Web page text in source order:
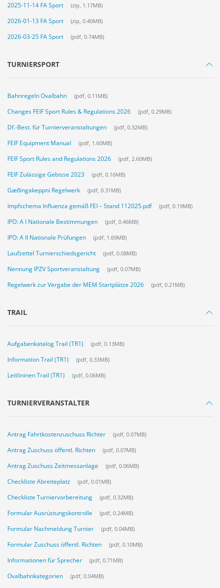
2025-11-14 FA Sport (zip, 1.17MB)
2026-01-13 FA Sport (zip, 0.40MB)
2026-03-25 FA Sport (pdf, 0.74MB)
TURNIERSPORT
Bahnregeln Ovalbahn (pdf, 0.11MB)
Changes FEIF Sport Rules & Regulations 2026 (pdf, 0.29MB)
Df.-Best. für Turnierveranstaltungen (pdf, 0.32MB)
FEIF Equipment Manual (pdf, 1.60MB)
FEIF Sport Rules and Regulations 2026 (pdf, 2.60MB)
FEIF Zulässige Gebisse 2023 (pdf, 0.16MB)
Gæðingakeppni Regelwerk (pdf, 0.31MB)
Impfschema Influenza gemäß FEI – Stand 112025.pdf (pdf, 0.19MB)
IPO: A I Nationale Bestimmungen (pdf, 0.46MB)
IPO: A II Nationale Prüfungen (pdf, 1.69MB)
Laufzettel Turnierschiedsgericht (pdf, 0.08MB)
Nennung IPZV Sportveranstaltung (pdf, 0.07MB)
Regelwerk zur Vergabe der MEM Startplätze 2026 (pdf, 0.21MB)
TRAIL
Aufgabenkatalog Trail (TR1) (pdf, 0.13MB)
Information Trail (TR1) (pdf, 0.33MB)
Leitlininen Trail (TR1) (pdf, 0.06MB)
TURNIERVERANSTALTER
Antrag Fahrtkostenzuschuss Richter (pdf, 0.07MB)
Antrag Zuschuss öffentl. Richten (pdf, 0.07MB)
Antrag Zuschuss Zeitmessanlage (pdf, 0.06MB)
Checkliste Abreiteplatz (pdf, 0.01MB)
Checkliste Turniervorbereitung (pdf, 0.32MB)
Formular Ausrüstungskontrolle (pdf, 0.24MB)
Formular Nachmeldung Turnier (pdf, 0.04MB)
Formular Zuschuss öffentl. Richten (pdf, 0.10MB)
Informationen für Sprecher (pdf, 0.71MB)
Ovalbahnkategorien (pdf, 0.04MB)